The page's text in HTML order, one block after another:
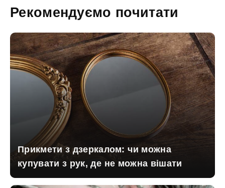
Рекомендуємо почитати
Прикмети з дзеркалом: чи можна
купувати з рук, де не можна вішати